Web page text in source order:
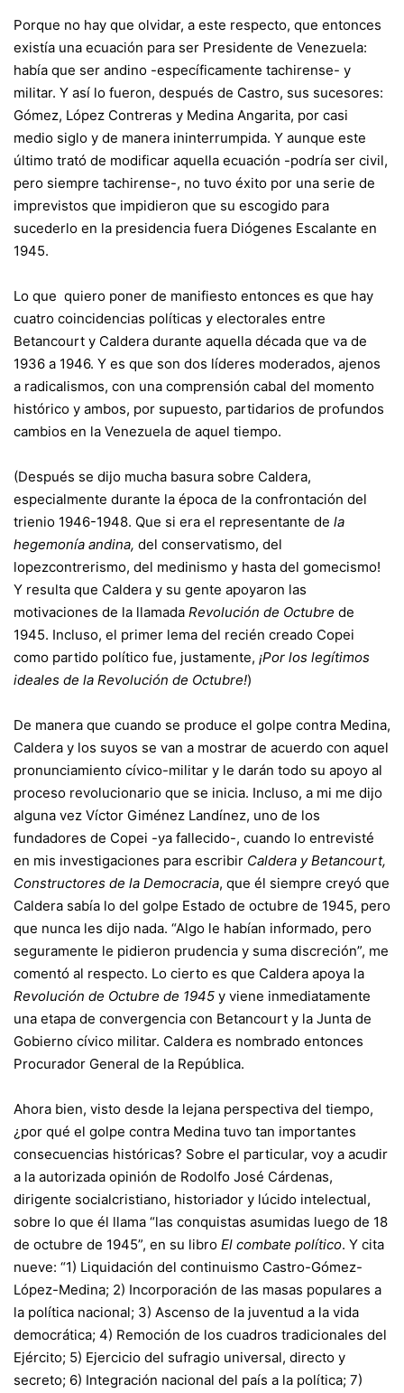
Porque no hay que olvidar, a este respecto, que entonces
existía una ecuación para ser Presidente de Venezuela:
había que ser andino -específicamente tachirense- y
militar. Y así lo fueron, después de Castro, sus sucesores:
Gómez, López Contreras y Medina Angarita, por casi
medio siglo y de manera ininterrumpida. Y aunque este
último trató de modificar aquella ecuación -podría ser civil,
pero siempre tachirense-, no tuvo éxito por una serie de
imprevistos que impidieron que su escogido para
sucederlo en la presidencia fuera Diógenes Escalante en
1945.
Lo que quiero poner de manifiesto entonces es que hay
cuatro coincidencias políticas y electorales entre
Betancourt y Caldera durante aquella década que va de
1936 a 1946. Y es que son dos líderes moderados, ajenos
a radicalismos, con una comprensión cabal del momento
histórico y ambos, por supuesto, partidarios de profundos
cambios en la Venezuela de aquel tiempo.
(Después se dijo mucha basura sobre Caldera,
especialmente durante la época de la confrontación del
trienio 1946-1948. Que si era el representante de la
hegemonía andina, del conservatismo, del
lopezcontrerismo, del medinismo y hasta del gomecismo!
Y resulta que Caldera y su gente apoyaron las
motivaciones de la llamada Revolución de Octubre de
1945. Incluso, el primer lema del recién creado Copei
como partido político fue, justamente, ¡Por los legítimos
ideales de la Revolución de Octubre!)
De manera que cuando se produce el golpe contra Medina,
Caldera y los suyos se van a mostrar de acuerdo con aquel
pronunciamiento cívico-militar y le darán todo su apoyo al
proceso revolucionario que se inicia. Incluso, a mi me dijo
alguna vez Víctor Giménez Landínez, uno de los
fundadores de Copei -ya fallecido-, cuando lo entrevisté
en mis investigaciones para escribir Caldera y Betancourt,
Constructores de la Democracia, que él siempre creyó que
Caldera sabía lo del golpe Estado de octubre de 1945, pero
que nunca les dijo nada. “Algo le habían informado, pero
seguramente le pidieron prudencia y suma discreción”, me
comentó al respecto. Lo cierto es que Caldera apoya la
Revolución de Octubre de 1945 y viene inmediatamente
una etapa de convergencia con Betancourt y la Junta de
Gobierno cívico militar. Caldera es nombrado entonces
Procurador General de la República.
Ahora bien, visto desde la lejana perspectiva del tiempo,
¿por qué el golpe contra Medina tuvo tan importantes
consecuencias históricas? Sobre el particular, voy a acudir
a la autorizada opinión de Rodolfo José Cárdenas,
dirigente socialcristiano, historiador y lúcido intelectual,
sobre lo que él llama “las conquistas asumidas luego de 18
de octubre de 1945”, en su libro El combate político. Y cita
nueve: “1) Liquidación del continuismo Castro-Gómez-
López-Medina; 2) Incorporación de las masas populares a
la política nacional; 3) Ascenso de la juventud a la vida
democrática; 4) Remoción de los cuadros tradicionales del
Ejército; 5) Ejercicio del sufragio universal, directo y
secreto; 6) Integración nacional del país a la política; 7)